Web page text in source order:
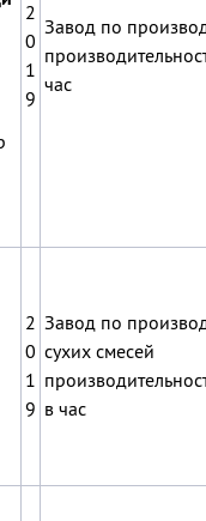
2
0
1
9
Завод по
час
2
0
1
9
Завод по
сухих смесей
в час